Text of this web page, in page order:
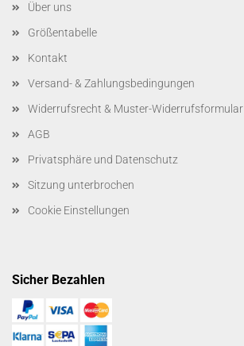
Über uns
Größentabelle
Kontakt
Versand- & Zahlungsbedingungen
Widerrufsrecht & Muster-Widerrufsformular
AGB
Privatsphäre und Datenschutz
Sitzung unterbrochen
Cookie Einstellungen
Sicher Bezahlen